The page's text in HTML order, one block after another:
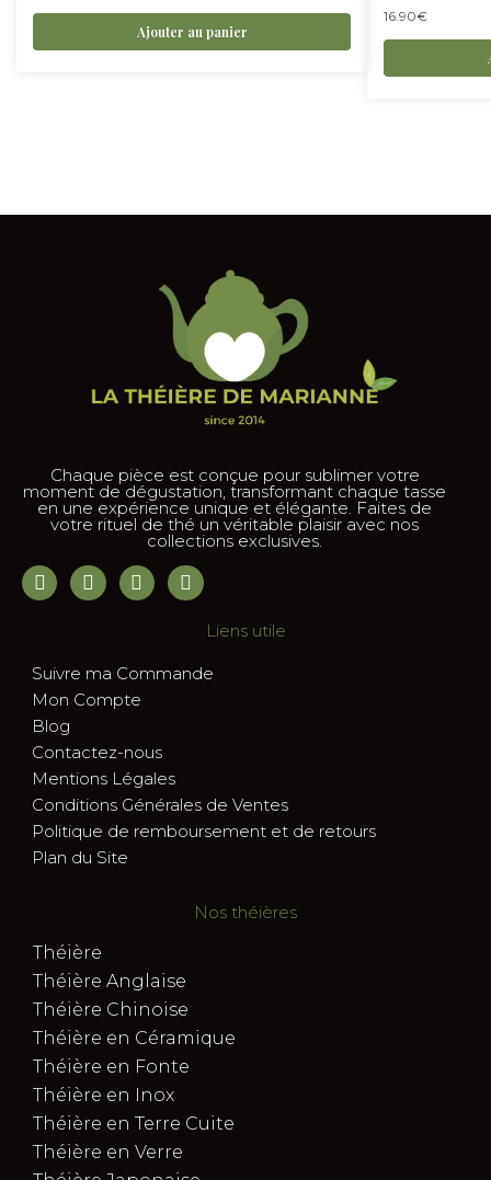
Ajouter au panier
16.90€
Chaque pièce est conçue pour sublimer votre
moment de dégustation, transformant chaque tasse
en une expérience unique et élégante. Faites de
votre rituel de thé un véritable plaisir avec nos
collections exclusives.
Liens utile
Suivre ma Commande
Mon Compte
Blog
Contactez-nous
Mentions Légales
Conditions Générales de Ventes
Politique de remboursement et de retours
Plan du Site
Nos théières
Théière
Théière Anglaise
Théière Chinoise
Théière en Céramique
Théière en Fonte
Théière en Inox
Théière en Terre Cuite
Théière en Verre